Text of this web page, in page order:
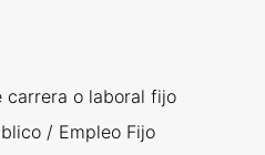
carrera o laboral fijo
/ Empleo Fijo